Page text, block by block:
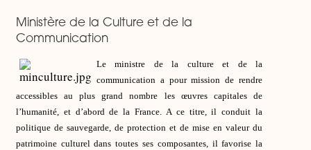
Ministère de la Culture et de la
Communication
Le ministre de la culture et de la
communication a pour mission de rendre
accessibles au plus grand nombre les œuvres capitales de
l’humanité, et d’abord de la France. A ce titre, il conduit la
politique de sauvegarde, de protection et de mise en valeur du
patrimoine culturel dans toutes ses composantes, il favorise la